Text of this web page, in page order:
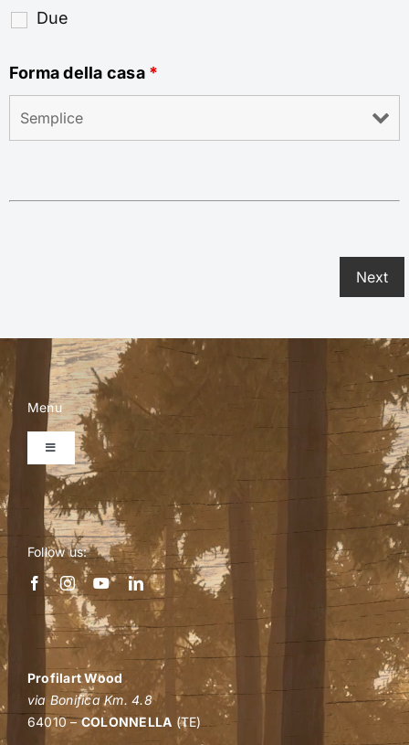
Due
Forma della casa *
Menu
Toggle
Navigation
Home
Azienda
Preventivo personalizzato
Shop
Eventi B2B
Follow us:
Profilart Wood
via Bonifica Km. 4.8
64010 –COLONNELLA (TE)